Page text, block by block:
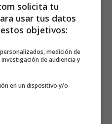
solicita tu
usar tus datos
objetivos:
medición de
de audiencia y
en un dispositivo y/o